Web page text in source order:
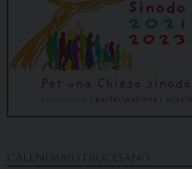
CALENDARIO DIOCESANO